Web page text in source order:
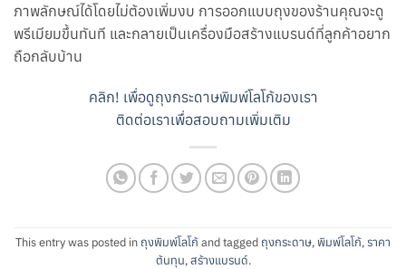
ภาพลักษณ์ได้โดยไม่ต้องเพิ่มงบ การออกแบบถุงของร้านคุณจะดู
พรีเมียมขึ้นทันที และกลายเป็นเครื่องมือสร้างแบรนด์ที่ลูกค้าอยาก
ถือกลับบ้าน
คลิก! เพื่อดูถุงกระดาษพิมพ์โลโก้ของเรา
ติดต่อเราเพื่อสอบถามเพิ่มเติม
This entry was posted inถุงพิมพ์โลโก้and taggedถุงกระดาษ,พิมพ์โลโก้,ราคา
ต้นทุน,สร้างแบรนด์.